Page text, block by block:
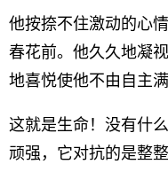
他按捺不住激动的心
春花前。他久久地凝
地喜悦使他不由自主
这就是生命！没有什
顽强，它对抗的是整